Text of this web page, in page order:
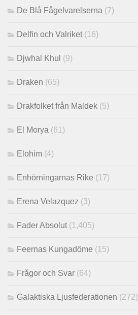
De Blå Fågelvarelserna (7)
Delfin och Valriket (16)
Djwhal Khul (9)
Draken (65)
Drakfolket från Maldek (5)
El Morya (61)
Elohim (4)
Enhörningarnas Rike (17)
Erena Velazquez (3)
Fader Absolut (1,405)
Feernas Kungadöme (15)
Frågor och Svar (64)
Galaktiska Ljusfederationen (272)